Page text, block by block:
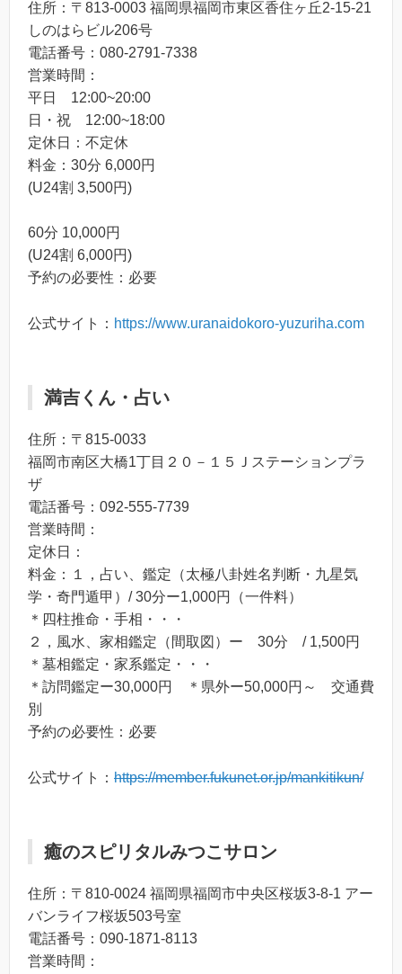
住所：〒813-0003 福岡県福岡市東区香住ヶ丘2-15-21
しのはらビル206号
電話番号：080-2791-7338
営業時間：
平日 12:00~20:00
日・祝 12:00~18:00
定休日：不定休
料金：30分 6,000円
(U24割 3,500円)
60分 10,000円
(U24割 6,000円)
予約の必要性：必要
公式サイト： https://www.uranaidokoro-yuzuriha.com
満吉くん・占い
住所：〒815-0033
福岡市南区大橋1丁目２０－１５Ｊステーションプラ
ザ
電話番号：092-555-7739
営業時間：
定休日：
料金：１，占い、鑑定（太極八卦姓名判断・九星気
学・奇門遁甲）/ 30分ー1,000円（一件料）
＊四柱推命・手相・・・
２，風水、家相鑑定（間取図）ー 30分 / 1,500円
＊墓相鑑定・家系鑑定・・・
＊訪問鑑定ー30,000円 ＊県外ー50,000円～ 交通費
別
予約の必要性：必要
公式サイト： https://member.fukunet.or.jp/mankitikun/
癒のスピリタルみつこサロン
住所：〒810-0024 福岡県福岡市中央区桜坂3-8-1 アー
バンライフ桜坂503号室
電話番号：090-1871-8113
営業時間：